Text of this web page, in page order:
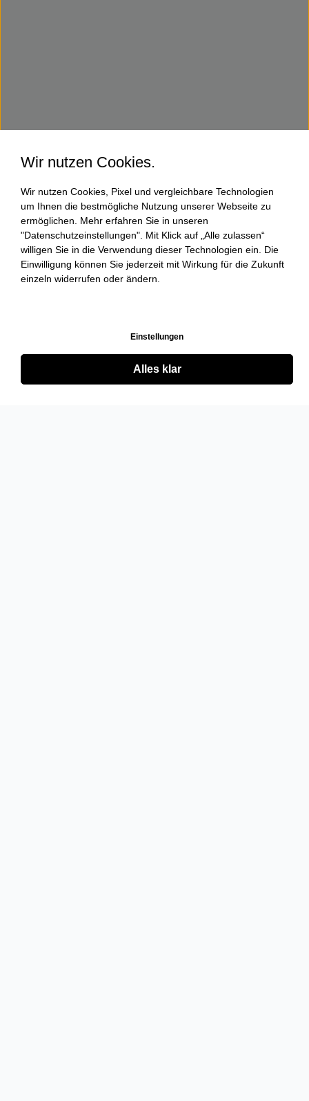
Wir nutzen Cookies.
Wir nutzen Cookies, Pixel und vergleichbare Technologien
um Ihnen die bestmögliche Nutzung unserer Webseite zu
ermöglichen. Mehr erfahren Sie in unseren
"Datenschutzeinstellungen". Mit Klick auf „Alle zulassen“
willigen Sie in die Verwendung dieser Technologien ein. Die
Einwilligung können Sie jederzeit mit Wirkung für die Zukunft
einzeln widerrufen oder ändern.
Einstellungen
Alles klar